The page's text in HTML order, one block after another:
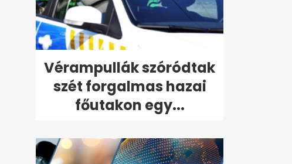
Vérampullák szóródtak
szét forgalmas hazai
főutakon egy...